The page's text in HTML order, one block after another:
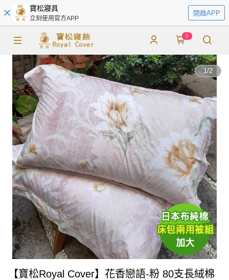
寶松寢具
立刻使用官方APP
開啟APP
0
1/2
【寶松Royal Cover】花香戀語-粉 80支長絨棉